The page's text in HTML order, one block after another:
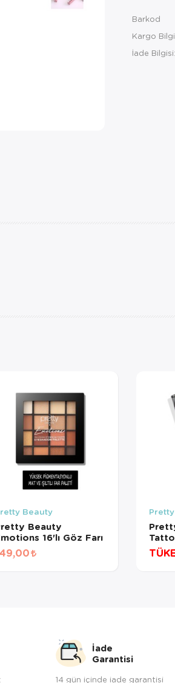
Barkod
Kargo
İade Bilgisi:
Beauty
Beauty
16'lı Göz Farı
İade
Garantisi
14 gün içinde iade garantisi